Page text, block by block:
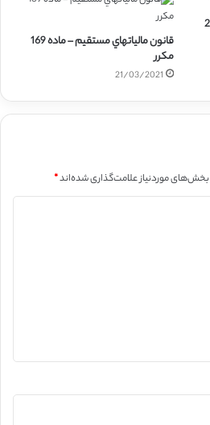
قانون مالياتهاي مستقيم – ماده 169
مکرر
21/03/2021
بخش‌های موردنیاز علامت‌گذاری شده‌اند*